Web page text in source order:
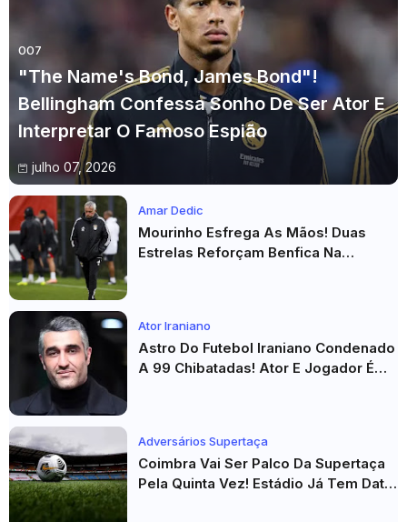
007
"The Name's Bond, James Bond"!
Bellingham Confessa Sonho De Ser Ator E
Interpretar O Famoso Espião
julho 07, 2026
Amar Dedic
Mourinho Esfrega As Mãos! Duas
Estrelas Reforçam Benfica Na
Ator Iraniano
Astro Do Futebol Iraniano Condenado
A 99 Chibatadas! Ator E Jogador É
Adversários Supertaça
Coimbra Vai Ser Palco Da Supertaça
Pela Quinta Vez! Estádio Já Tem Data